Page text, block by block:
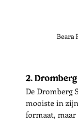
Beara
2.
De Dromberg
mooiste in
formaat, maar